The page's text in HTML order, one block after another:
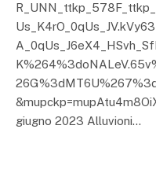
giugno 2023 Alluvioni…